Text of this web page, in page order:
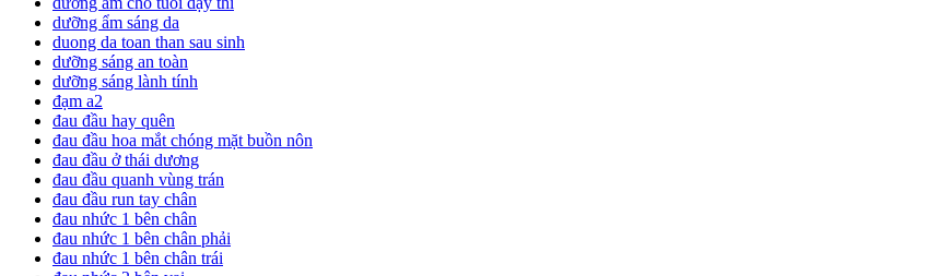
dưỡng ẩm sáng da
duong da toan than sau sinh
dưỡng sáng an toàn
dưỡng sáng lành tính
đạm a2
đau đầu hay quên
đau đầu hoa mắt chóng mặt buồn nôn
đau đầu ở thái dương
đau đầu quanh vùng trán
đau đầu run tay chân
đau nhức 1 bên chân
đau nhức 1 bên chân phải
đau nhức 1 bên chân trái